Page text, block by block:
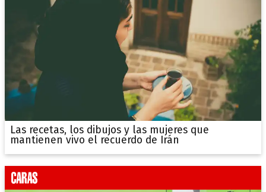
Las recetas, los dibujos y las mujeres que
mantienen vivo el recuerdo de Irán